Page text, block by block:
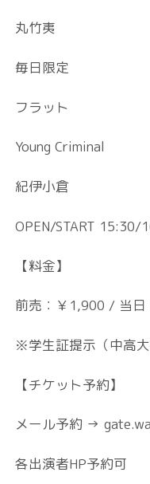
丸竹夷
毎日限定
フラット
Young Criminal
紀伊小倉
OPEN/START 15:30/
【料金】
前売：￥1,900 / 当日
※学生証提示（中高
【チケット予約】
メール予約 →
各出演者HP予約可